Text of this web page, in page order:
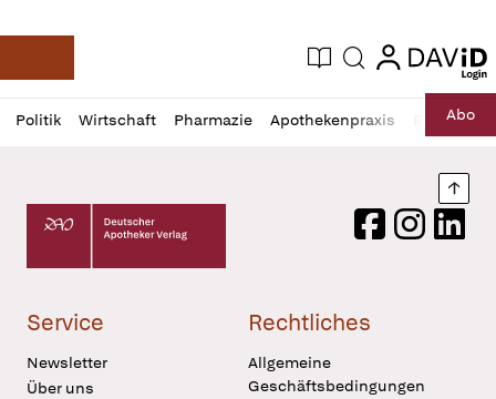
Deutsche Apotheker Zeitung
Aktuelle Ausgabe
Suche login
login
Politik Wirtschaft Pharmazie Apothekenpraxis RechtAbo
Profil
öffnen
Daz
Pur
Deutscher Apotheker Verlag Logo
FacebookInstagram
Service
Newsletter
Über uns
Rechtliches
Allgemeine
Geschäftsbedingungen